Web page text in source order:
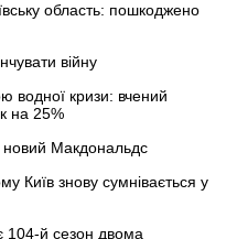
область: пошкоджено
війну
водної кризи: вчений
на 25%
новий Макдональдс
Київ знову сумнівається у
104-й сезон двома